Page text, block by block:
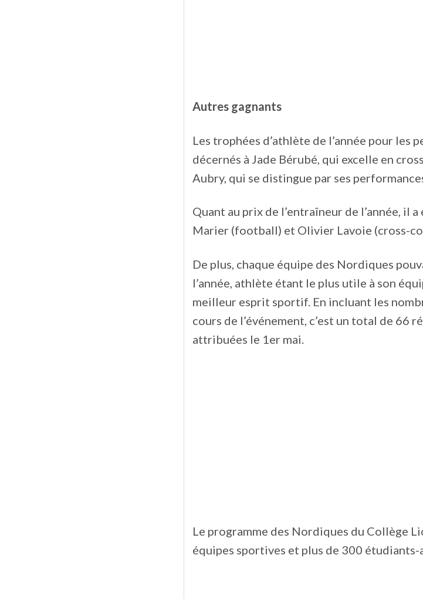
Autres gagnants
Les trophées d’athlète de l’année pour les
décernés à Jade Bérubé, qui excelle en
Aubry, qui se distingue par ses
Quant au prix de l’entraîneur de l’année, il
Marier (football) et Olivier Lavoie (cross-
De plus, chaque équipe des Nordiques
l’année, athlète étant le plus utile à son
meilleur esprit sportif. En incluant les
cours de l’événement, c’est un total de 66
attribuées le 1er mai.
Le programme des Nordiques du Collège
équipes sportives et plus de 300